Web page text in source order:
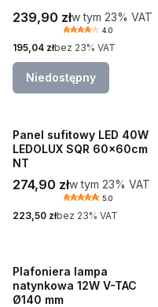
Cena brutto
239,90 złw tym %s VAT
w tym 23% VAT
4.0
Cena netto
195,04 złbez 23% VAT
Niedostępny
Panel sufitowy LED 40W
LEDOLUX SQR 60x60cm
NT
Cena brutto
274,90 złw tym %s VAT
w tym 23% VAT
5.0
Cena netto
223,50 złbez 23% VAT
Plafoniera lampa
natynkowa 12W V-TAC
Ø140 mm